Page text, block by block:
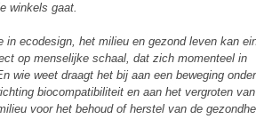
winkels gaat.
in ecodesign, het milieu en gezond leven kan
op menselijke schaal, dat zich momenteel in
wie weet draagt het bij aan een beweging onder
biocompatibiliteit en aan het vergroten
voor het behoud of herstel van de